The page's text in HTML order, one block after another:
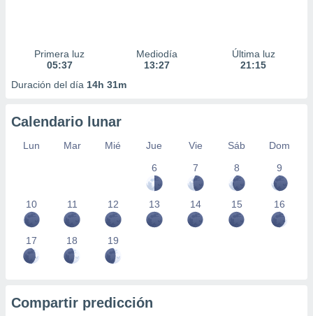
Primera luz
05:37
Mediodía
13:27
Última luz
21:15
Duración del día 14h 31m
Calendario lunar
Lun Mar Mié Jue Vie Sáb
Dom
6
7 8 9
10 11 12 13 14 15 16
17 18 19
Compartir predicción